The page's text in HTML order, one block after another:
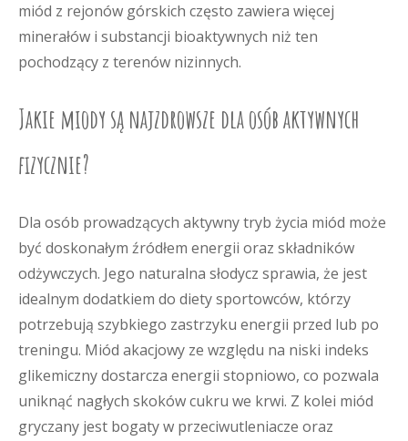
miód z rejonów górskich często zawiera więcej
minerałów i substancji bioaktywnych niż ten
pochodzący z terenów nizinnych.
Jakie miody są najzdrowsze dla osób aktywnych
fizycznie?
Dla osób prowadzących aktywny tryb życia miód może
być doskonałym źródłem energii oraz składników
odżywczych. Jego naturalna słodycz sprawia, że jest
idealnym dodatkiem do diety sportowców, którzy
potrzebują szybkiego zastrzyku energii przed lub po
treningu. Miód akacjowy ze względu na niski indeks
glikemiczny dostarcza energii stopniowo, co pozwala
uniknąć nagłych skoków cukru we krwi. Z kolei miód
gryczany jest bogaty w przeciwutleniacze oraz